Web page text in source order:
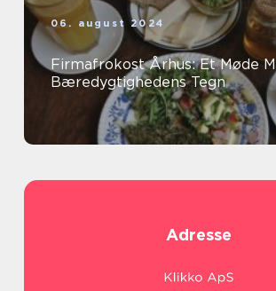
06. august 2024
Firmafrokost Århus: Et Møde
Bæredygtighedens Tegn
Adresse